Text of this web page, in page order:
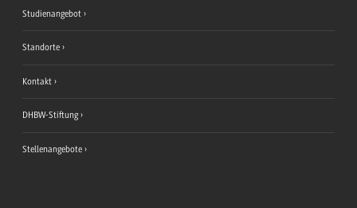
Studienangebot
Standorte
Kontakt
DHBW-Stiftung
Stellenangebote